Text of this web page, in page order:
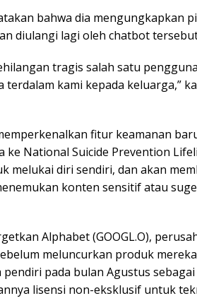
bahwa dia mengungkapkan
diulangi lagi oleh chatbot
tragis salah satu
kami kepada keluarga,”
fitur keamanan
National Suicide Prevention
melukai diri sendiri, dan akan
konten sensitif atau
Alphabet (GOOGL.O),
meluncurkan produk
pada bulan Agustus
lisensi non-eksklusif untuk